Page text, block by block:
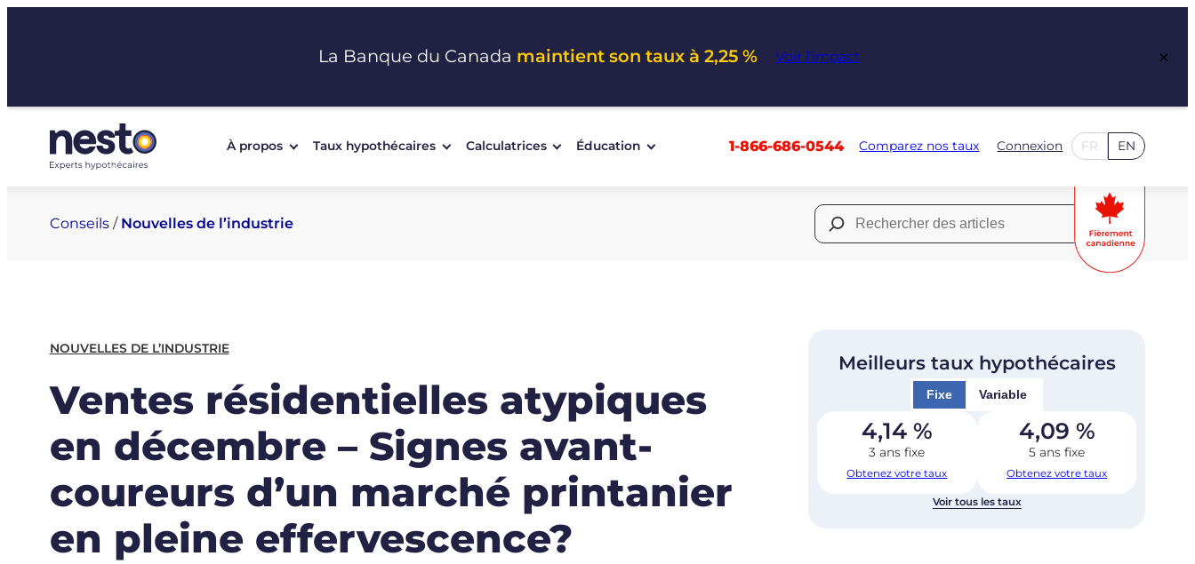
La Banque du Canada maintient son taux à 2,25 % Voir l’impact ×
À propos Taux hypothécaires Calculatrices Éducation 1-866-686-0544 Comparez nos taux Connexion FR EN
Conseils/ Nouvelles de l’industrie Rechercher :
NOUVELLES DE L’INDUSTRIE
Ventes résidentielles atypiques
en décembre – Signes avant-
coureurs d’un marché printanier
en pleine effervescence?
Meilleurs taux hypothécaires
Fixe Variable
4,14 %
3 ans fixe
Obtenez votre taux
4,09 %
5 ans fixe
Obtenez votre taux
Voir tous les taux